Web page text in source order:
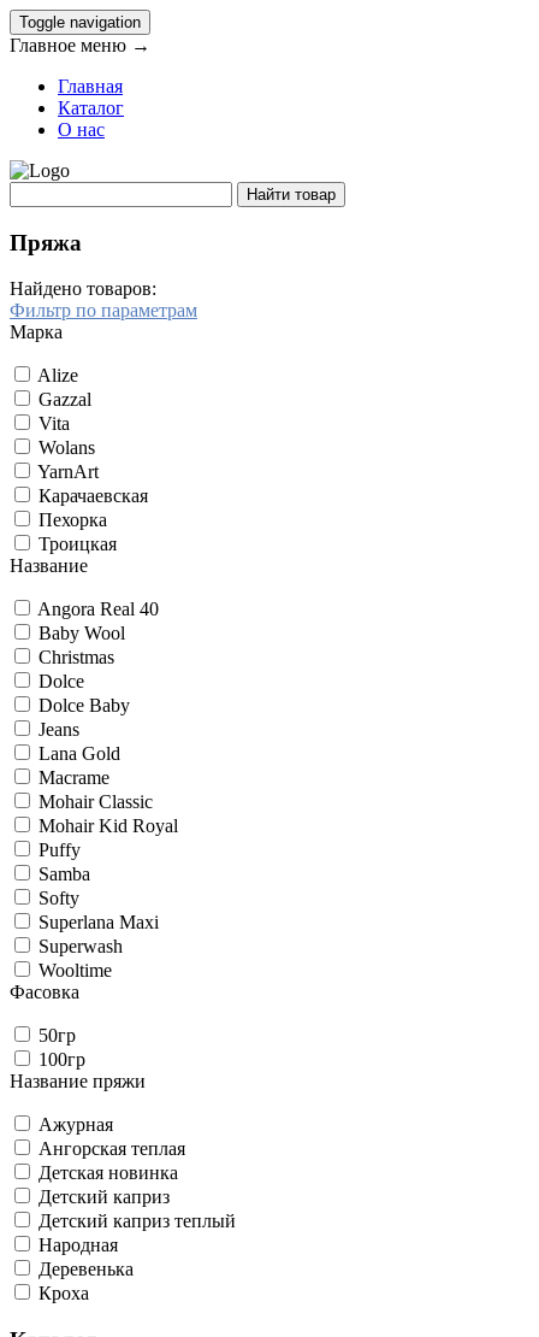
Toggle navigation
Главное меню →
Главная
Каталог
О нас
Пряжа
Найдено товаров:
Фильтр по параметрам
Марка
Alize
Gazzal
Vita
Wolans
YarnArt
Карачаевская
Пехорка
Троицкая
Название
Angora Real 40
Baby Wool
Christmas
Dolce
Dolce Baby
Jeans
Lana Gold
Macrame
Mohair Classic
Mohair Kid Royal
Puffy
Samba
Softy
Superlana Maxi
Superwash
Wooltime
Фасовка
50гр
100гр
Название пряжи
Ажурная
Ангорская теплая
Детская новинка
Детский каприз
Детский каприз теплый
Народная
Деревенька
Кроха